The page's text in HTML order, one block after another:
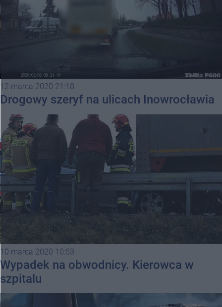
12 marca 2020 21:18
Drogowy szeryf na ulicach Inowrocławia
10 marca 2020 10:53
Wypadek na obwodnicy. Kierowca w
szpitalu